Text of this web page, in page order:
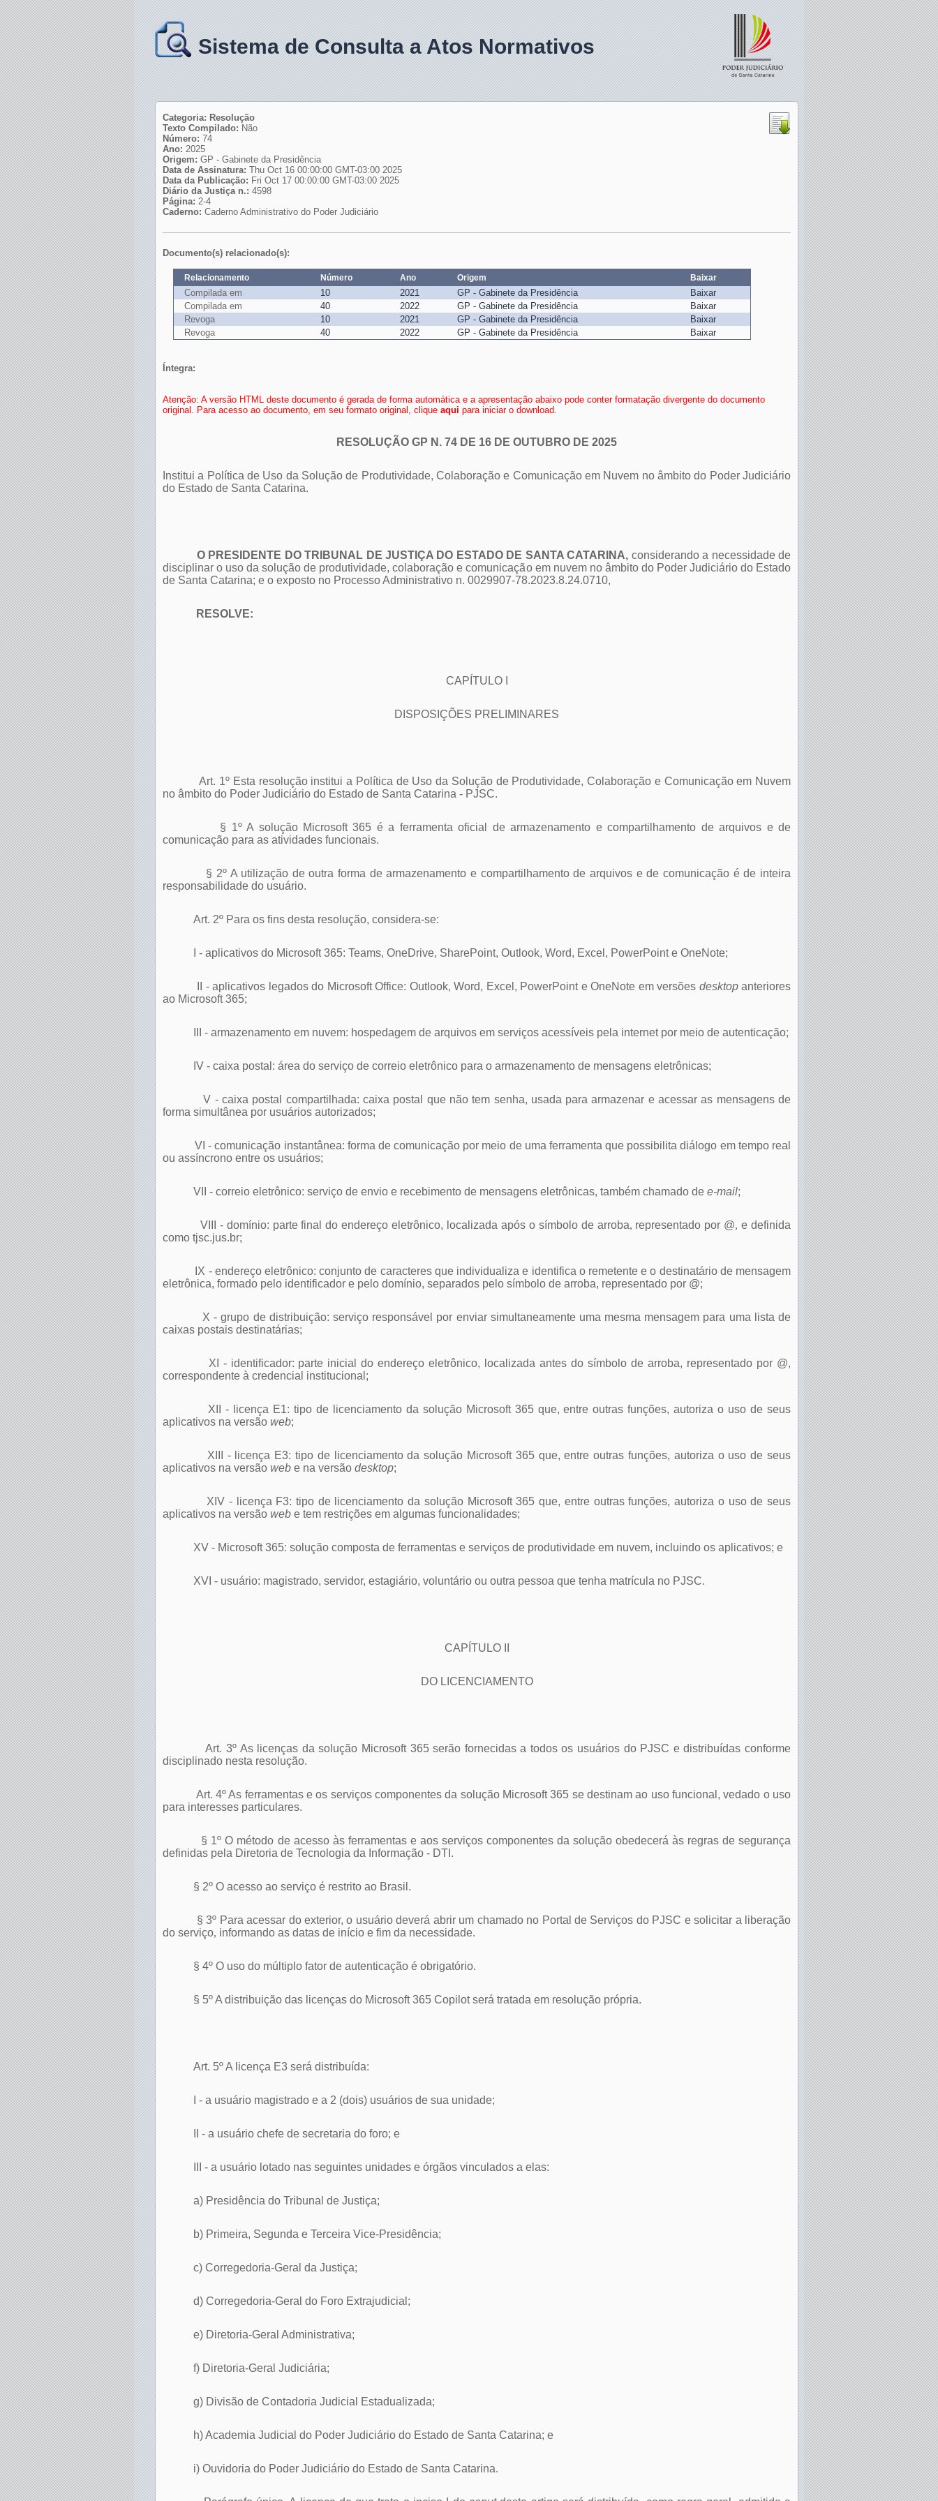
Sistema de Consulta a Atos Normativos
Categoria: Resolução
Texto Compilado: Não
Número: 74
Ano: 2025
Origem: GP - Gabinete da Presidência
Data de Assinatura: Thu Oct 16 00:00:00 GMT-03:00 2025
Data da Publicação: Fri Oct 17 00:00:00 GMT-03:00 2025
Diário da Justiça n.: 4598
Página: 2-4
Caderno: Caderno Administrativo do Poder Judiciário
Documento(s) relacionado(s):
Relacionamento Número Ano Origem Baixar
Compilada em 10 2021 GP - Gabinete da Presidência
Baixar
Compilada em
40 2022 GP - Gabinete da Presidência
Baixar
Revoga
10 2021 GP - Gabinete da Presidência
Baixar
Revoga
40 2022 GP - Gabinete da Presidência Baixar
Íntegra:
Atenção: A versão HTML deste documento é gerada de forma automática e a apresentação abaixo pode conter formatação divergente do documento
original. Para acesso ao documento, em seu formato original, clique aqui para iniciar o download.
RESOLUÇÃO GP N. 74 DE 16 DE OUTUBRO DE 2025
Institui a Política de Uso da Solução de Produtividade, Colaboração e Comunicação em Nuvem no âmbito do Poder Judiciário
do Estado de Santa Catarina.
O PRESIDENTE DO TRIBUNAL DE JUSTIÇA DO ESTADO DE SANTA CATARINA, considerando a necessidade de
disciplinar o uso da solução de produtividade, colaboração e comunicação em nuvem no âmbito do Poder Judiciário do Estado
de Santa Catarina; e o exposto no Processo Administrativo n. 0029907-78.2023.8.24.0710,
RESOLVE:
CAPÍTULO I
DISPOSIÇÕES PRELIMINARES
Art. 1º Esta resolução institui a Política de Uso da Solução de Produtividade, Colaboração e Comunicação em Nuvem
no âmbito do Poder Judiciário do Estado de Santa Catarina - PJSC.
§ 1º A solução Microsoft 365 é a ferramenta oficial de armazenamento e compartilhamento de arquivos e de
comunicação para as atividades funcionais.
§ 2º A utilização de outra forma de armazenamento e compartilhamento de arquivos e de comunicação é de inteira
responsabilidade do usuário.
Art. 2º Para os fins desta resolução, considera-se:
I - aplicativos do Microsoft 365: Teams, OneDrive, SharePoint, Outlook, Word, Excel, PowerPoint e OneNote;
II -aplicativos legados do Microsoft Office: Outlook, Word, Excel, PowerPoint e OneNote em versões desktopanteriores
ao Microsoft 365;
III - armazenamento em nuvem: hospedagem de arquivos em serviços acessíveis pela internet por meio de autenticação;
IV - caixa postal: área do serviço de correio eletrônico para o armazenamento de mensagens eletrônicas;
V - caixa postal compartilhada: caixa postal que não tem senha, usada para armazenar e acessar as mensagens de
forma simultânea por usuários autorizados;
VI - comunicação instantânea: forma de comunicação por meio de uma ferramenta que possibilita diálogo em tempo real
ou assíncrono entre os usuários;
VII - correio eletrônico: serviço de envio e recebimento de mensagens eletrônicas, também chamado de e-mail;
VIII - domínio: parte final do endereço eletrônico, localizada após o símbolo de arroba, representado por @, e definida
como tjsc.jus.br;
IX - endereço eletrônico: conjunto de caracteres que individualiza e identifica o remetente e o destinatário de mensagem
eletrônica, formado pelo identificador e pelo domínio, separados pelo símbolo de arroba, representado por @;
X - grupo de distribuição: serviço responsável por enviar simultaneamente uma mesma mensagem para uma lista de
caixas postais destinatárias;
XI - identificador: parte inicial do endereço eletrônico, localizada antes do símbolo de arroba, representado por @,
correspondente à credencial institucional;
XII - licença E1: tipo de licenciamento da solução Microsoft 365 que, entre outras funções, autoriza o uso de seus
aplicativos na versão web;
XIII - licença E3: tipo de licenciamento da solução Microsoft 365 que, entre outras funções, autoriza o uso de seus
aplicativos na versão web e na versão desktop;
XIV - licença F3: tipo de licenciamento da solução Microsoft 365 que, entre outras funções, autoriza o uso de seus
aplicativos na versão web e tem restrições em algumas funcionalidades;
XV - Microsoft 365: solução composta de ferramentas e serviços de produtividade em nuvem, incluindo os aplicativos; e
XVI - usuário: magistrado, servidor, estagiário, voluntário ou outra pessoa que tenha matrícula no PJSC.
CAPÍTULO II
DO LICENCIAMENTO
Art. 3º As licenças da solução Microsoft 365 serão fornecidas a todos os usuários do PJSC e distribuídas conforme
disciplinado nesta resolução.
Art. 4º As ferramentas e os serviços componentes da solução Microsoft 365 se destinam ao uso funcional, vedado o uso
para interesses particulares.
§ 1º O método de acesso às ferramentas e aos serviços componentes da solução obedecerá às regras de segurança
definidas pela Diretoria de Tecnologia da Informação - DTI.
§ 2º O acesso ao serviço é restrito ao Brasil.
§ 3º Para acessar do exterior, o usuário deverá abrir um chamado no Portal de Serviços do PJSC e solicitar a liberação
do serviço, informando as datas de início e fim da necessidade.
§ 4º O uso do múltiplo fator de autenticação é obrigatório.
§ 5º A distribuição das licenças do Microsoft 365 Copilot será tratada em resolução própria.
Art. 5º A licença E3 será distribuída:
I - a usuário magistrado e a 2 (dois) usuários de sua unidade;
II - a usuário chefe de secretaria do foro; e
III - a usuário lotado nas seguintes unidades e órgãos vinculados a elas:
a) Presidência do Tribunal de Justiça;
b) Primeira, Segunda e Terceira Vice-Presidência;
c) Corregedoria-Geral da Justiça;
d) Corregedoria-Geral do Foro Extrajudicial;
e) Diretoria-Geral Administrativa;
f) Diretoria-Geral Judiciária;
g) Divisão de Contadoria Judicial Estadualizada;
h) Academia Judicial do Poder Judiciário do Estado de Santa Catarina; e
i) Ouvidoria do Poder Judiciário do Estado de Santa Catarina.